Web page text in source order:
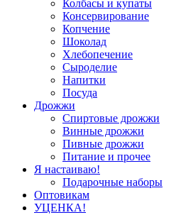
Колбасы и купаты
Консервирование
Копчение
Шоколад
Хлебопечение
Сыроделие
Напитки
Посуда
Дрожжи
Спиртовые дрожжи
Винные дрожжи
Пивные дрожжи
Питание и прочее
Я настаиваю!
Подарочные наборы
Оптовикам
УЦЕНКА!